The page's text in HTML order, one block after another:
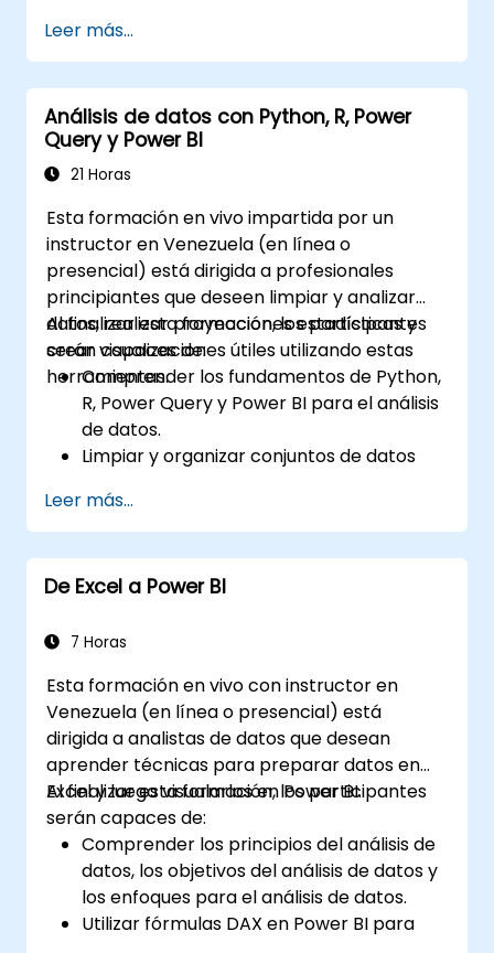
Leer más...
Análisis de datos con Python, R, Power
Query y Power BI
21 Horas
Esta formación en vivo impartida por un
instructor en Venezuela (en línea o
presencial) está dirigida a profesionales
principiantes que deseen limpiar y analizar
datos, realizar proyecciones estadísticas y
crear visualizaciones útiles utilizando estas
herramientas.
Al finalizar esta formación, los participantes
serán capaces de:
Comprender los fundamentos de Python,
R, Power Query y Power BI para el análisis
de datos.
Limpiar y organizar conjuntos de datos
Realizar análisis estadístico y
proyecciones con R.
Crear tableros de control e informes
profesionales con Power BI.
múltiples fuentes de manera eficaz.
Leer más...
De Excel a Power BI
7 Horas
Esta formación en vivo con instructor en
Venezuela (en línea o presencial) está
dirigida a analistas de datos que desean
aprender técnicas para preparar datos en
Excel y luego visualarlos en Power BI.
Al finalizar esta formación, los participantes
serán capaces de:
Comprender los principios del análisis de
datos, los objetivos del análisis de datos y
los enfoques para el análisis de datos.
Utilizar fórmulas DAX en Power BI para